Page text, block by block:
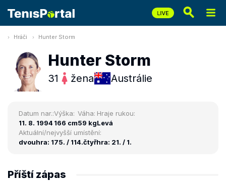
Hráči Hunter Storm
Hunter Storm
31 žena Austrálie
Datum nar.:
11. 8. 1994
Výška:
166 cm
Váha:
59 kg
Hraje rukou:
Levá
Aktuální/nejvyšší umístění:
dvouhra: 175. / 114.čtyřhra: 21. / 1.
Příští zápas